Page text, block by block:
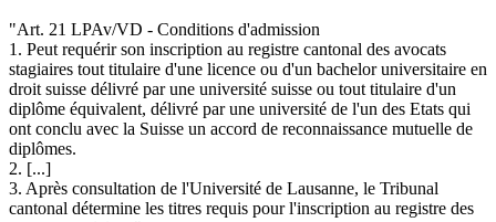
"Art. 21 LPAv/VD - Conditions d'admission
1. Peut requérir son inscription au registre cantonal des avocats
stagiaires tout titulaire d'une licence ou d'un bachelor universitaire en
droit suisse délivré par une université suisse ou tout titulaire d'un
diplôme équivalent, délivré par une université de l'un des Etats qui
ont conclu avec la Suisse un accord de reconnaissance mutuelle de
diplômes.
2. [...]
3. Après consultation de l'Université de Lausanne, le Tribunal
cantonal détermine les titres requis pour l'inscription au registre des